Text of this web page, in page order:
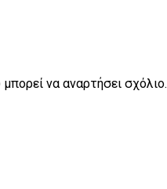
να αναρτήσει σχόλιο.